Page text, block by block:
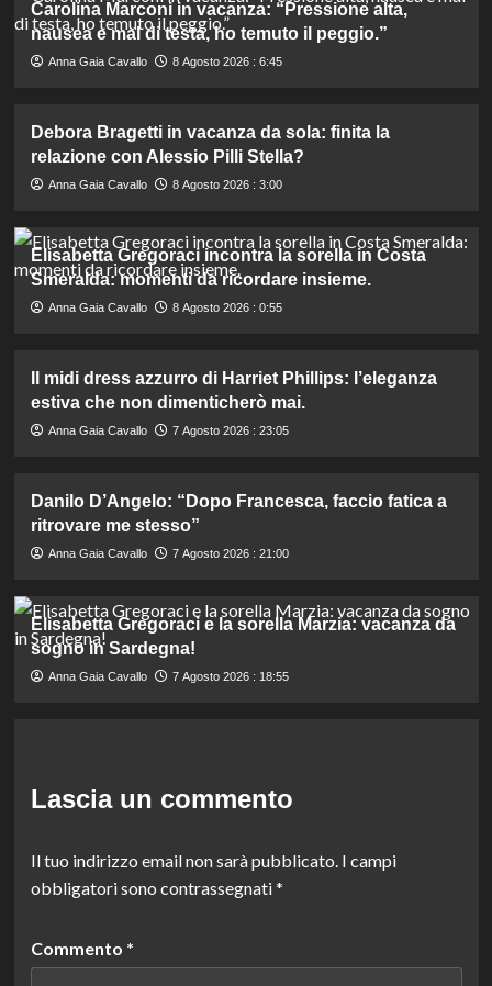
Carolina Marconi in vacanza: “Pressione alta,
nausea e mal di testa, ho temuto il peggio.”
Anna Gaia Cavallo 8 Agosto 2026 : 6:45
Debora Bragetti in vacanza da sola: finita la
relazione con Alessio Pilli Stella?
Anna Gaia Cavallo 8 Agosto 2026 : 3:00
Elisabetta Gregoraci incontra la sorella in Costa
Smeralda: momenti da ricordare insieme.
Anna Gaia Cavallo 8 Agosto 2026 : 0:55
Il midi dress azzurro di Harriet Phillips: l’eleganza
estiva che non dimenticherò mai.
Anna Gaia Cavallo 7 Agosto 2026 : 23:05
Danilo D’Angelo: “Dopo Francesca, faccio fatica a
ritrovare me stesso”
Anna Gaia Cavallo 7 Agosto 2026 : 21:00
Elisabetta Gregoraci e la sorella Marzia: vacanza da
sogno in Sardegna!
Anna Gaia Cavallo 7 Agosto 2026 : 18:55
Lascia un commento
Il tuo indirizzo email non sarà pubblicato. I campi
obbligatori sono contrassegnati*
Commento *